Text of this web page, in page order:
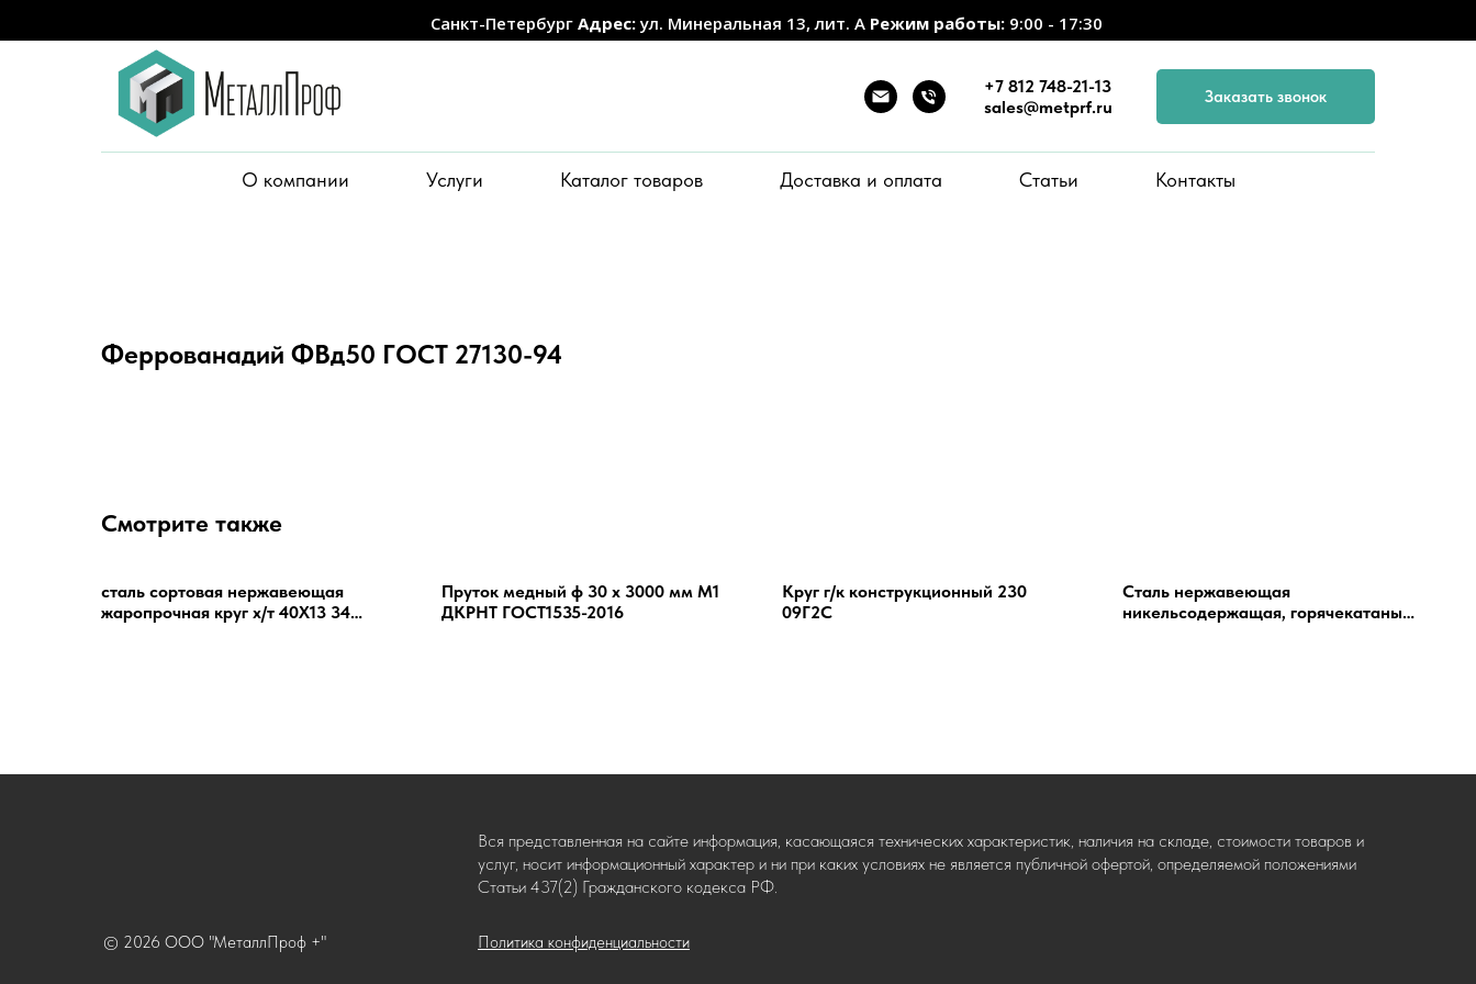
Санкт-Петербург Адрес:ул. Минеральная 13, лит. А Режим работы: 9:00 - 17:30
+7 812 748-21-13
sales@metprf.ru
Заказать звонок
О компании Услуги Каталог товаров Доставка и оплата Статьи Контакты
Феррованадий ФВд50 ГОСТ 27130-94
Смотрите также
сталь сортовая нержавеющая
жаропрочная круг х/т 40Х13 34
Пруток медный ф 30 х 3000 мм М1
ДКРНТ ГОСТ1535-2016
Круг г/к конструкционный 230
09Г2С
Сталь нержавеющая
никельсодержащая, горячекатаный
Политика конфиденциальности
© 2026 ООО "МеталлПроф +"
Вся представленная на сайте информация, касающаяся технических характеристик, наличия на складе, стоимости товаров и
услуг, носит информационный характер и ни при каких условиях не является публичной офертой, определяемой положениями
Статьи 437(2) Гражданского кодекса РФ.